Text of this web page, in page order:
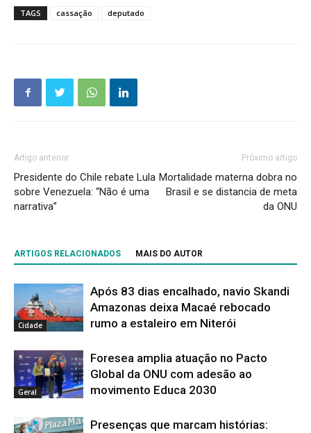
TAGS cassação deputado
Artigo anterior
Presidente do Chile rebate Lula
sobre Venezuela: “Não é uma
narrativa”
Próximo artigo
Mortalidade materna dobra no
Brasil e se distancia de meta
da ONU
ARTIGOS RELACIONADOS MAIS DO AUTOR
Cidade
Após 83 dias encalhado, navio Skandi
Amazonas deixa Macaé rebocado
rumo a estaleiro em Niterói
Geral
Foresea amplia atuação no Pacto
Global da ONU com adesão ao
movimento Educa 2030
Presenças que marcam histórias: